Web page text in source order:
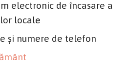
electronic de încasare a
locale
şi numere de telefon